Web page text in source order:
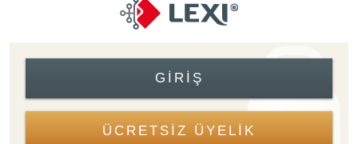
GIRIŞ
ÜCRETSİZ ÜYELİK